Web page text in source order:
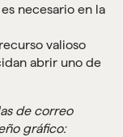
necesario en la
valioso
abrir uno de
de correo
gráfico: